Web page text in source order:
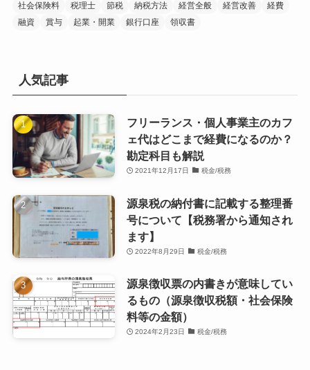
社会保険料
税理士 節税 納税方法 経営全般 経営改善
経費
融資
賞与 起業・開業 銀行口座 領収書
人気記事
フリーランス・個人事業主のカフ
ェ代はどこまで経費になるのか？
勘定科目も解説
2021年12月17日 税金/税務
源泉税の納付書に記載する整理番
号について【税務署から通知され
ます】
2022年8月29日 税金/税務
源泉徴収票の内書きが意味してい
るもの（源泉徴収税額・社会保険
料等の金額）
2024年2月23日 税金/税務